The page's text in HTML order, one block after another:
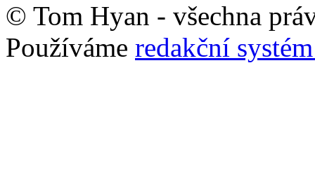
© Tom Hyan - všechna
Používáme redakční